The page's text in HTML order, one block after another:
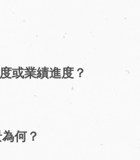
或業績進度？
何？